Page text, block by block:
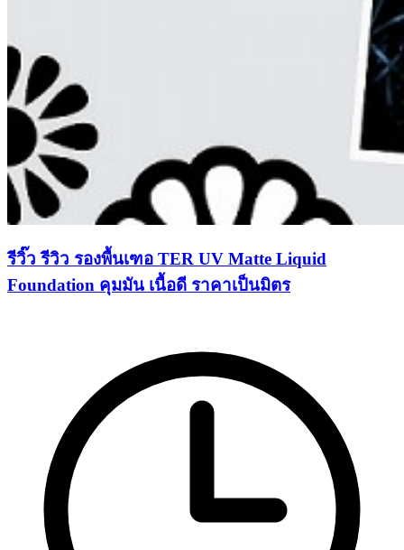
รีวิ๊ว รีวิว รองพื้นเฑอ TER UV Matte Liquid
Foundation คุมมัน เนื้อดี ราคาเป็นมิตร